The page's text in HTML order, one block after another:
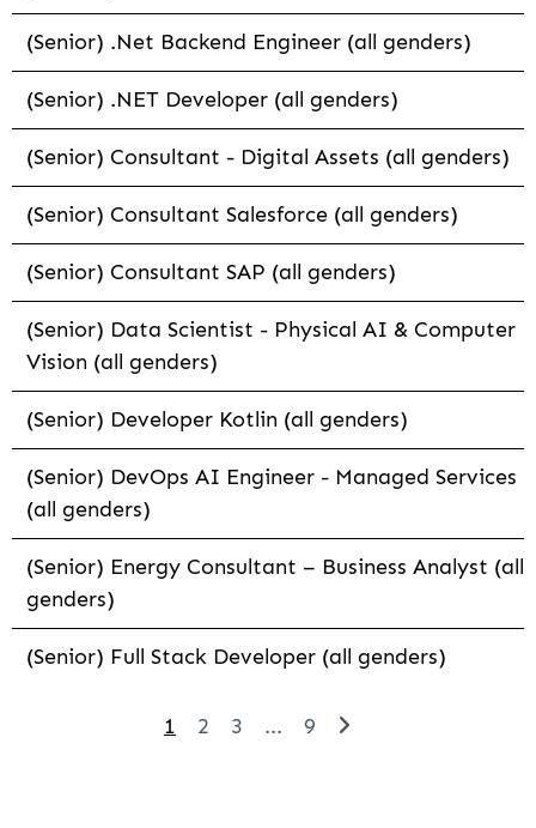
(Senior) .Net Backend Engineer (all genders)
(Senior) .NET Developer (all genders)
(Senior) Consultant - Digital Assets (all genders)
(Senior) Consultant Salesforce (all genders)
(Senior) Consultant SAP (all genders)
(Senior) Data Scientist - Physical AI & Computer
Vision (all genders)
(Senior) Developer Kotlin (all genders)
(Senior) DevOps AI Engineer - Managed Services
(all genders)
(Senior) Energy Consultant – Business Analyst (all
genders)
(Senior) Full Stack Developer (all genders)
1 2 3 ... 9